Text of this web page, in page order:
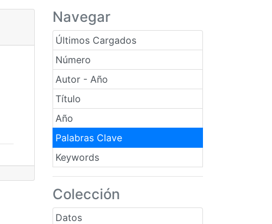
Navegar
Últimos Cargados
Número
Autor - Año
Título
Año
Palabras Clave
Keywords
Colección
Datos